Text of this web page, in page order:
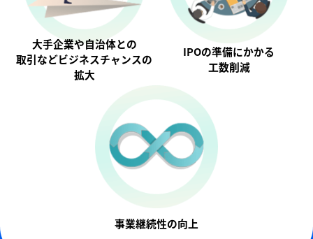
大手企業や自治体との
取引などビジネスチャンスの
拡大
IPOの準備にかかる
工数削減
事業継続性の向上